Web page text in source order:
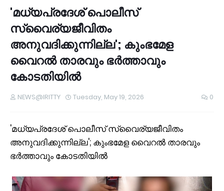
'മധ്യപ്രദേശ് പൊലീസ്
സ്വൈര്യജീവിതം
അനുവദിക്കുന്നില്ല'; കുംഭമേള
വൈറൽ താരവും ഭർത്താവും
കോടതിയിൽ
NEWS@IRITTY Tuesday, May 19, 2026 0
'മധ്യപ്രദേശ് പൊലീസ് സ്വൈര്യജീവിതം
അനുവദിക്കുന്നില്ല'; കുംഭമേള വൈറൽ താരവും
ഭർത്താവും കോടതിയിൽ